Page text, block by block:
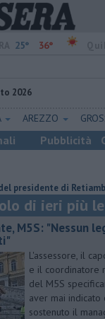
25° 36°
2026
AREZZO
Pubblicità
di Retiambiente,
di ieri più
M5S: "Nessun
L'assessore, il
e il coordinatore
del M5S
aver mai indicato
sostenuto il